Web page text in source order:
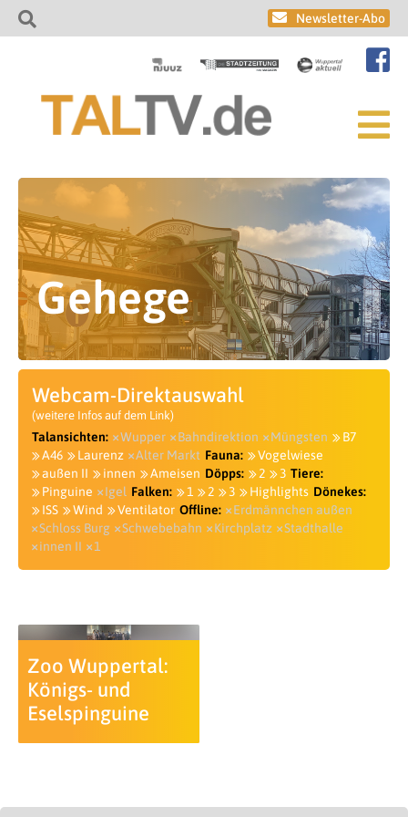
Newsletter-Abo
Gehege
Webcam-Direktauswahl
(weitere Infos auf dem Link)
Talansichten: Wupper Bahndirektion Müngsten
B7
A46
Laurenz Alter Markt Fauna:
Vogelwiese
außen II
innen Ameisen Döpps: 2 3 Tiere:
Pinguine
Igel Falken: 1 2 3 Highlights Dönekes:
ISS
Wind Ventilator Offline:
Erdmännchen außen
Schloss Burg
Schwebebahn Kirchplatz
Stadthalle
innen II
1
Zoo Wuppertal:
Königs- und
Eselspinguine